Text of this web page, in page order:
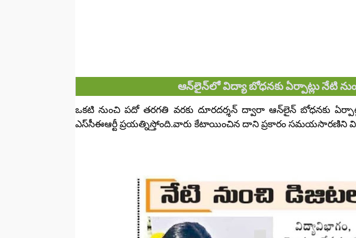
ఆన్‌లైన్‌లో విద్యా బోధనకు ఏర్పాట్లు నేటి
ఒకటి నుంచి పదో తరగతి వరకు దూరదర్శన్‌ ద్వారా ఆన్‌లైన్‌ బోధనకు
ఎస్‌సీఈఆర్టీ ప్రయత్నిస్తోంది.వారు కేటాయించిన దాని ప్రకారం సమయసారణిని